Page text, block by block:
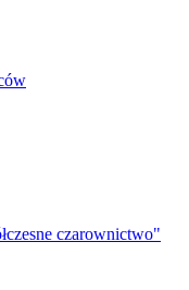
czarownictwo"